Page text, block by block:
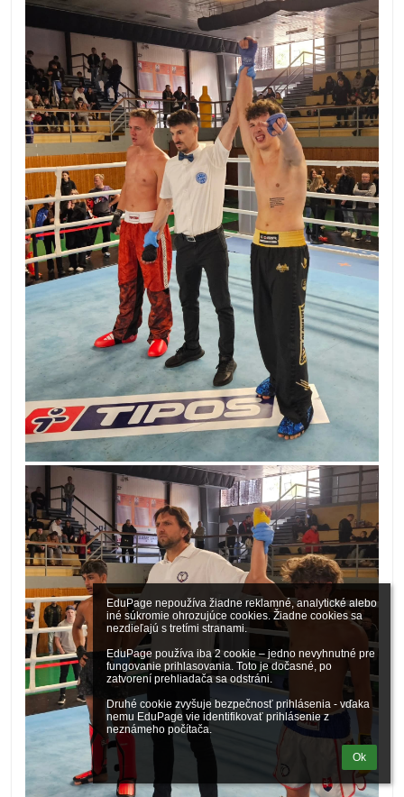
EduPage nepoužíva žiadne reklamné, analytické alebo
iné súkromie ohrozujúce cookies. Žiadne cookies sa
nezdieľajú s tretími stranami.
EduPage používa iba 2 cookie – jedno nevyhnutné pre
fungovanie prihlasovania. Toto je dočasné, po
zatvorení prehliadača sa odstráni.
Druhé cookie zvyšuje bezpečnosť prihlásenia - vďaka
nemu EduPage vie identifikovať prihlásenie z
neznámeho počítača.
Ok